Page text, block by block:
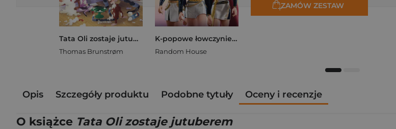
Tata Oli zostaje jutuberem
Thomas Brunstrøm
K-popowe łowczynie demonów. Mój golden journal. Oficjalny dziennik
Random House
ZAMÓW ZESTAW
Opis Szczegóły produktu Podobne tytuły Oceny i recenzje
O książce Tata Oli zostaje jutuberem